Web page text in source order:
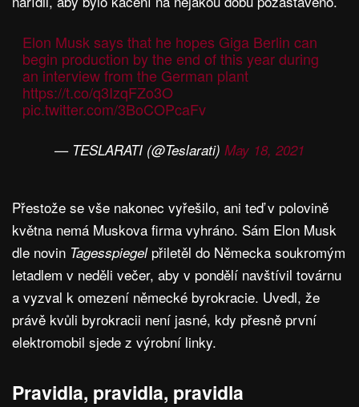
Elon Musk says that he hopes Giga Berlin can
begin production by the end of this year during
an interview from the German plant
https://t.co/q3IzqFZo3O
pic.twitter.com/3BoCOPcaFv
— TESLARATI (@Teslarati) May 18, 2021
Přestože se vše nakonec vyřešilo, ani teď v polovině
května nemá Muskova firma vyhráno. Sám Elon Musk
dle novin Tagesspiegel přiletěl do Německa soukromým
letadlem v neděli večer, aby v pondělí navštívil továrnu
a vyzval k omezení německé byrokracie. Uvedl, že
právě kvůli byrokracii není jasné, kdy přesně první
elektromobil sjede z výrobní linky.
Pravidla, pravidla, pravidla